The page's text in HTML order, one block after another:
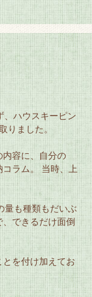
ハウスキーピン
りました。
内容に、自分の
ラム。 当時、上
量も種類もだいぶ
できるだけ面倒
を付け加えてお